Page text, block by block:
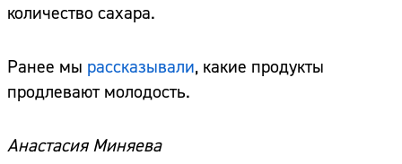
количество сахара.
Ранее мы рассказывали, какие продукты
продлевают молодость.
Анастасия Миняева